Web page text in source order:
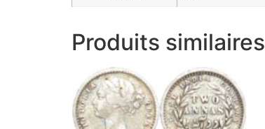
Produits similaires